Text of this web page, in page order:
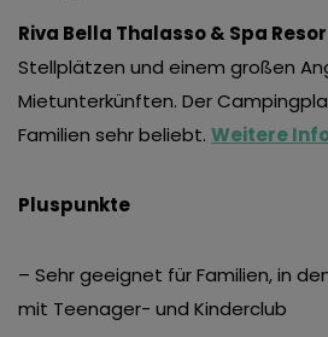
Riva Bella Thalasso & Spa
Stellplätzen und einem großen
Mietunterkünften. Der
Familien sehr beliebt. Weitere
Pluspunkte
– Sehr geeignet für Familien, in
mit Teenager- und Kinderclub